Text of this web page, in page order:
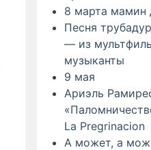
8 марта мамин
Песня
— из
музыканты
9 мая
Ариэль
La Pregrinacion
А может, а